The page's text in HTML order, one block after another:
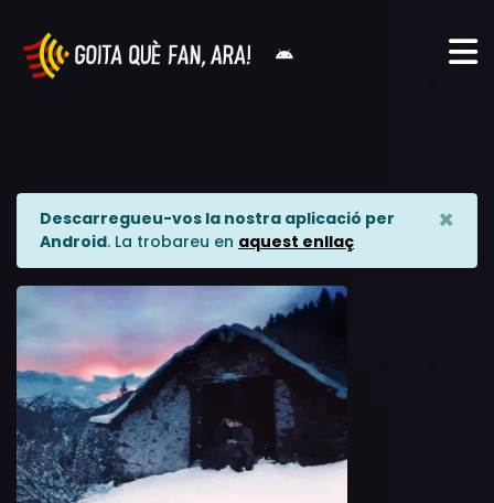
Descarregueu-vos la nostra aplicació per
Android. La trobareu en aquest enllaç
×